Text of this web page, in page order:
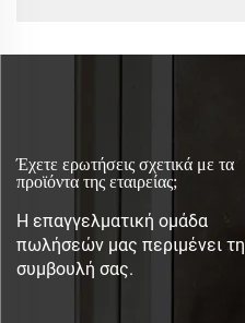
Έχετε ερωτήσεις σχετικά με τα
προϊόντα της εταιρείας;
Η επαγγελματική ομάδα
πωλήσεών μας περιμένει τη
συμβουλή σας.